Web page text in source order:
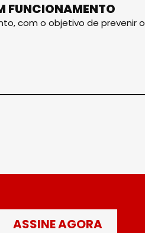
FUNCIONAMENTO
com o objetivo de prevenir o
ASSINE AGORA